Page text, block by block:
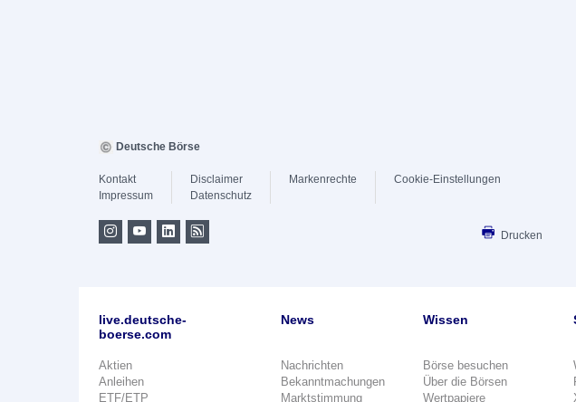
Deutsche Börse
Kontakt
Impressum
Disclaimer
Datenschutz
Markenrechte Cookie-Einstellungen
Drucken
live.deutsche-
boerse.com
Aktien
Anleihen
ETF/ETP
News
Nachrichten
Bekanntmachungen
Marktstimmung
Wissen
Börse besuchen
Über die Börsen
Wertpapiere